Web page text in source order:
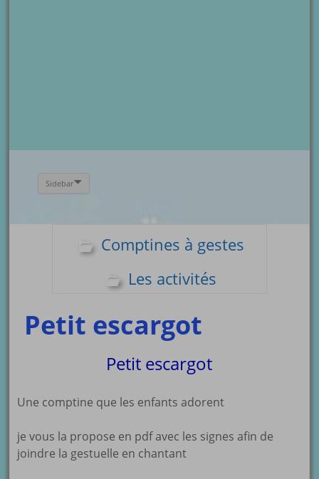
Sidebar
Comptines à gestes
Les activités
Petit escargot
Petit escargot
Une comptine que les enfants adorent
je vous la propose en pdf avec les signes afin de
joindre la gestuelle en chantant